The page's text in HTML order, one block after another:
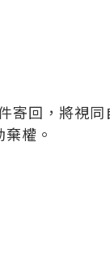
寄回，將視同
權。